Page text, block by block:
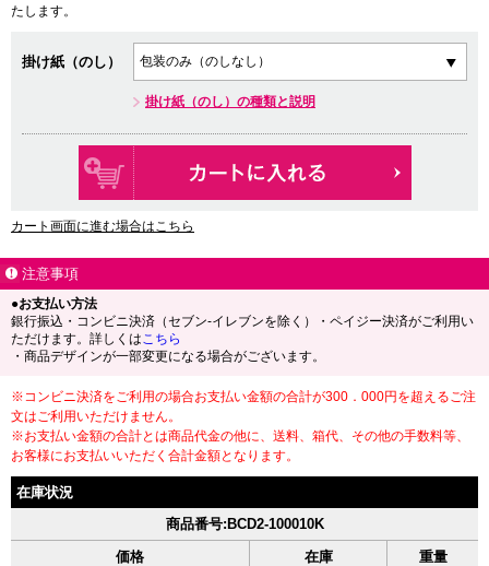
たします。
掛け紙（のし）
掛け紙（のし）の種類と説明
カート画面に進む場合はこちら
注意事項
●お支払い方法
銀行振込・コンビニ決済（セブン-イレブンを除く）・ペイジー決済がご利用い
ただけます。詳しくはこちら
・商品デザインが一部変更になる場合がございます。
※コンビニ決済をご利用の場合お支払い金額の合計が300．000円を超えるご注
文はご利用いただけません。
※お支払い金額の合計とは商品代金の他に、送料、箱代、その他の手数料等、
お客様にお支払いいただく合計金額となります。
在庫状況
商品番号:BCD2-100010K
価格
在庫
重量